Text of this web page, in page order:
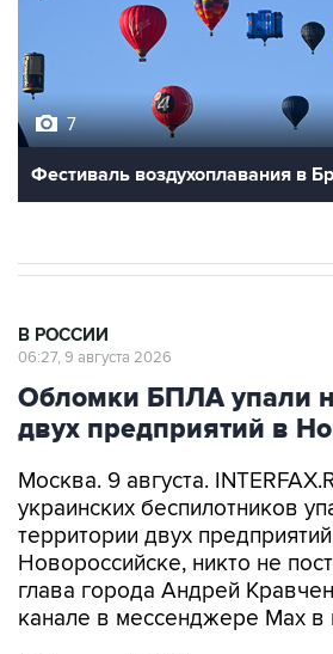
7
Фестиваль воздухоплавания в
В РОССИИ
06:27, 9 августа 2026
Обломки БПЛА упали
двух предприятий в
Москва. 9 августа.
украинских беспилотников
территории двух
Новороссийске, никто не
глава города Андрей
канале в мессенджере Max в